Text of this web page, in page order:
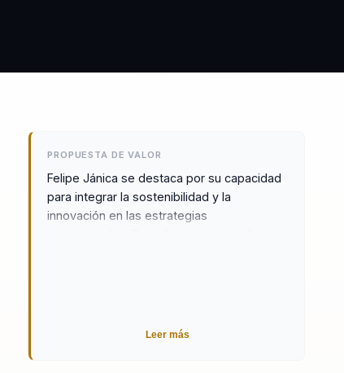
PROPUESTA DE VALOR
Felipe Jánica se destaca por su capacidad
para integrar la sostenibilidad y la
innovación en las estrategias
empresas herramientas prácticas para
Leer más